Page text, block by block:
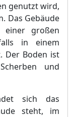
genutzt wird,
Das Gebäude
einer großen
in einem
Der Boden ist
und
sich das
ude steht, im